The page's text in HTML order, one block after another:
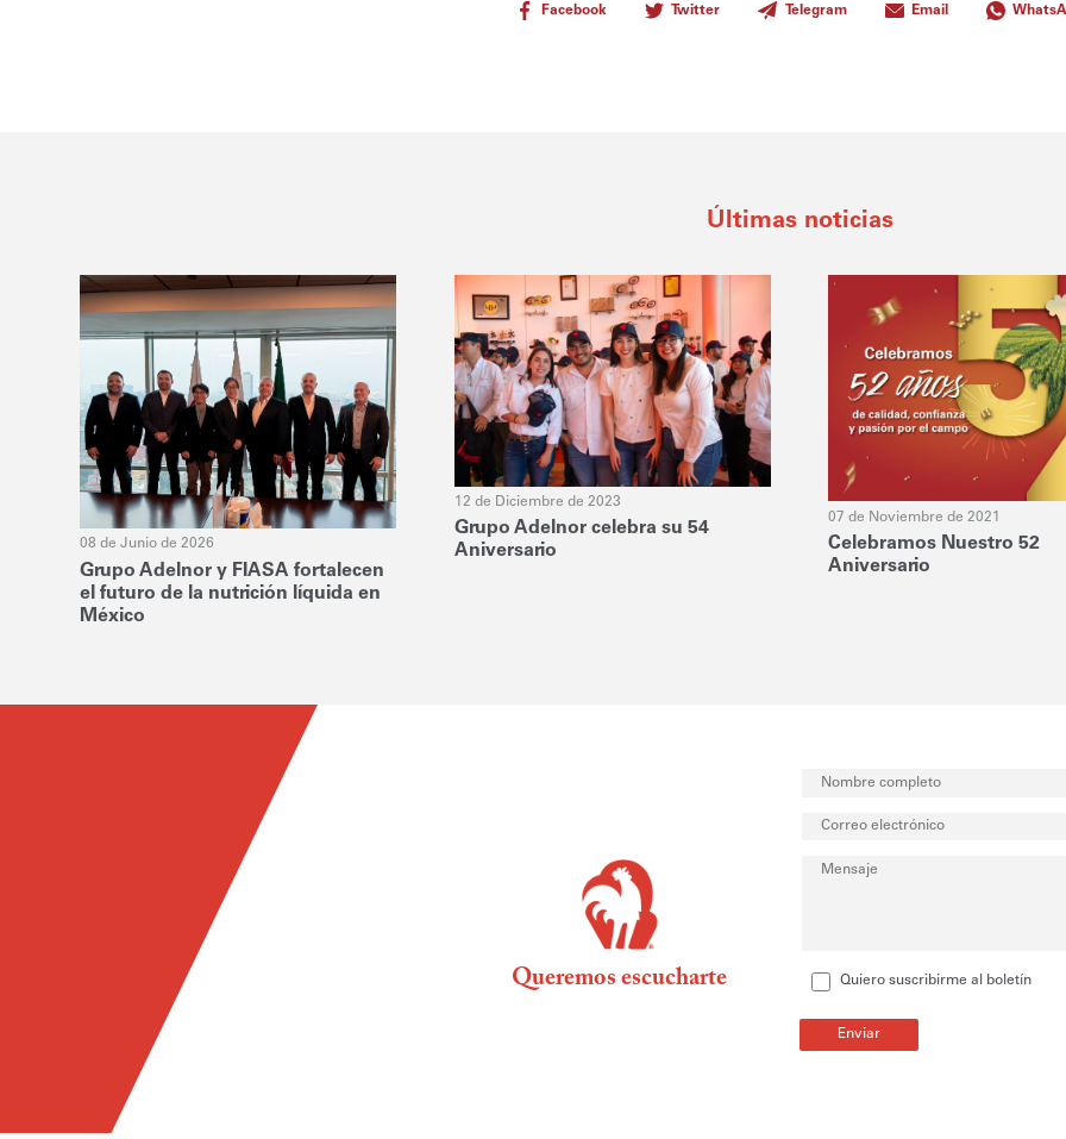
Facebook Twitter Telegram Email
Últimas noticias
08 de Junio de 2026
Grupo Adelnor y FIASA fortalecen
el futuro de la nutrición líquida en
México
12 de Diciembre de 2023
Grupo Adelnor celebra su 54
Aniversario
07 de Noviembre de 2021
Celebramos Nuestro 52
Aniversario
Queremos escucharte Quiero suscribirme al boletín